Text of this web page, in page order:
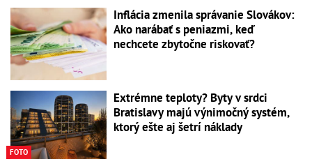
Inflácia zmenila správanie Slovákov:
Ako narábať s peniazmi, keď
nechcete zbytočne riskovať?
FOTO
Extrémne teploty? Byty v srdci
Bratislavy majú výnimočný systém,
ktorý ešte aj šetrí náklady